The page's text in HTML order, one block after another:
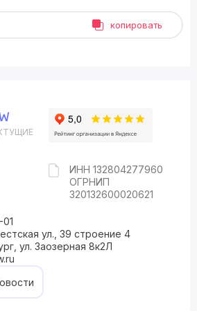
копировать
ИНН 132804277960
ОГРНИП
320132600020621
ул., 39 строение 4
ул. Заозерная 8к2Л